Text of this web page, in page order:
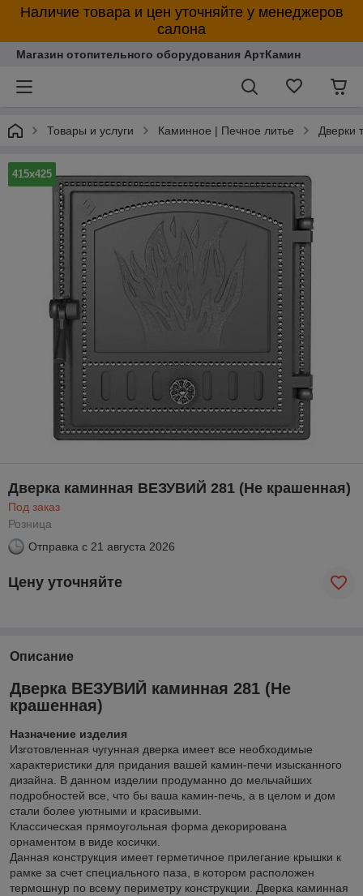
Наличие товара и цен уточняйте у менеджеров
салона
Магазин отопительного оборудования АртКамин
Товары и услуги Каминное | Печное литье Дверки
415х425
Дверка каминная ВЕЗУВИЙ 281 (Не крашенная)
Под заказ
Розница
Отправка с 21 августа 2026
Цену уточняйте
Описание
Дверка ВЕЗУВИЙ каминная 281 (Не
крашенная)
Назначение изделия
Изготовленная чугунная дверка имеет все необходимые
характеристики для придания вашей камин-печи изысканного
дизайна. В данном изделии продуманно до мельчайших
подробностей все, что бы ваша камин-печь, а в целом и дом
стали более уютными и красивыми.
Классическая прямоугольная форма декорирована
орнаментом в виде косички.
Данная конструкция имеет герметичное прилегание крышки к
рамке за счет специального паза, в котором расположен
термошнур по всему периметру конструкции. Дверка каминная